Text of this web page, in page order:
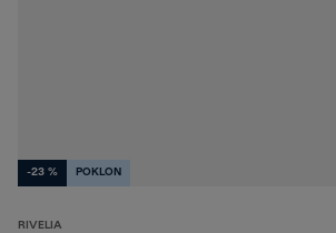
-23 % POKLON
RIVELIA